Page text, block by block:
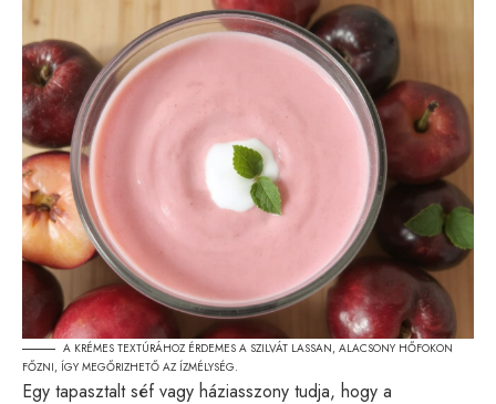
A KRÉMES TEXTÚRÁHOZ ÉRDEMES A SZILVÁT LASSAN, ALACSONY HŐFOKON
FŐZNI, ÍGY MEGŐRIZHETŐ AZ ÍZMÉLYSÉG.
Egy tapasztalt séf vagy háziasszony tudja, hogy a